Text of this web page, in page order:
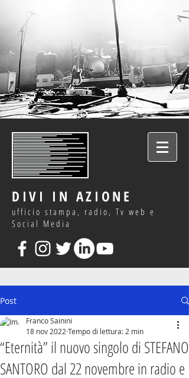
DIVI IN AZIONE
ufficio stampa, radio, Tv web e
Social Media
Post
“Eternità” il nuovo singolo di STEFANO
SANTORO dal 22 novembre in radio e
Franco Sainini
18 nov 2022 Tempo di lettura: 2 min